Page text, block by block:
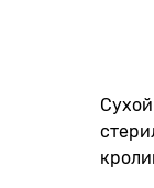
Сухой